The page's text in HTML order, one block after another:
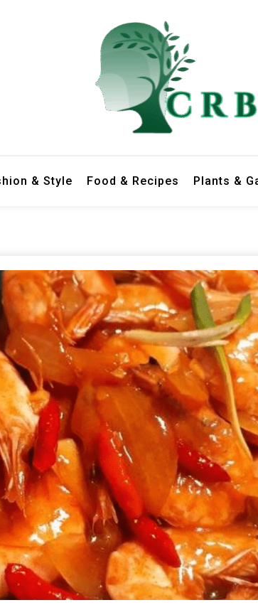
& Style Food & Recipes Plants &